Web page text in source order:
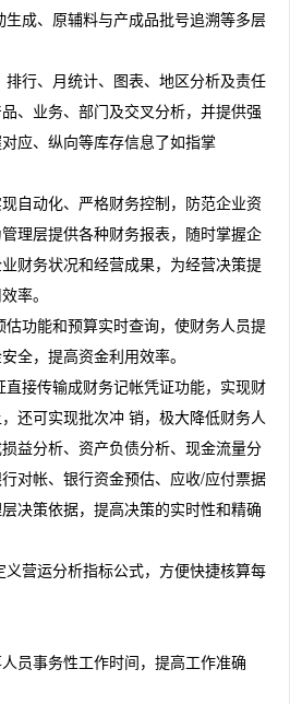
成、原辅料与产成品批号追溯等多层
行、月统计、图表、地区分析及责任
、业务、部门及交叉分析，并提供强
应、纵向等库存信息了如指掌
动化、严格财务控制，防范企业资
理层提供各种财务报表，随时掌握企
财务状况和经营成果，为经营决策提
率。
功能和预算实时查询，使财务人员提
全，提高资金利用效率。
接传输成财务记帐凭证功能，实现财
还可实现批次冲 销，极大降低财务人
益分析、资产负债分析、现金流量分
对帐、银行资金预估、应收/应付票据
决策依据，提高决策的实时性和精确
营运分析指标公式，方便快捷核算每
事务性工作时间，提高工作准确